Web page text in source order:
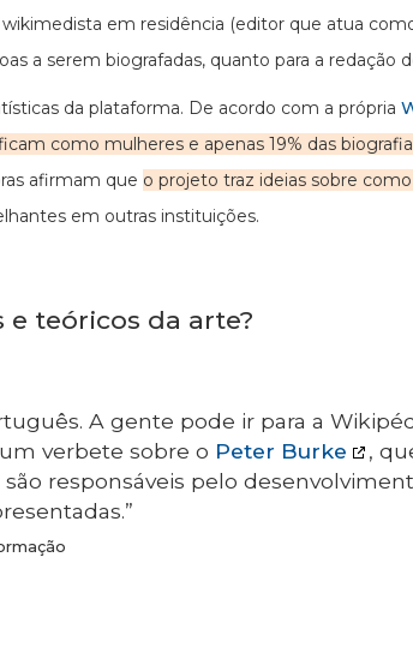
wikimedista em residência (editor que atua
a serem biografadas, quanto para a redação
da plataforma. De acordo com a própria
como mulheres e apenas 19% das
afirmam que o projeto traz ideias sobre
em outras instituições.
teóricos da arte?
A gente pode ir para a
verbete sobre o Peter Burke
,
responsáveis pelo